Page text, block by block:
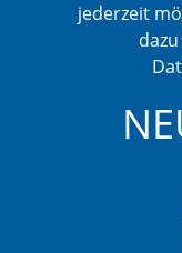
jederzeit